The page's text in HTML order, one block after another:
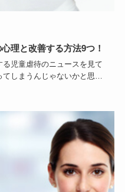
理と改善する方法9つ！
児童虐待のニュースを見て
しまうんじゃないかと思っ